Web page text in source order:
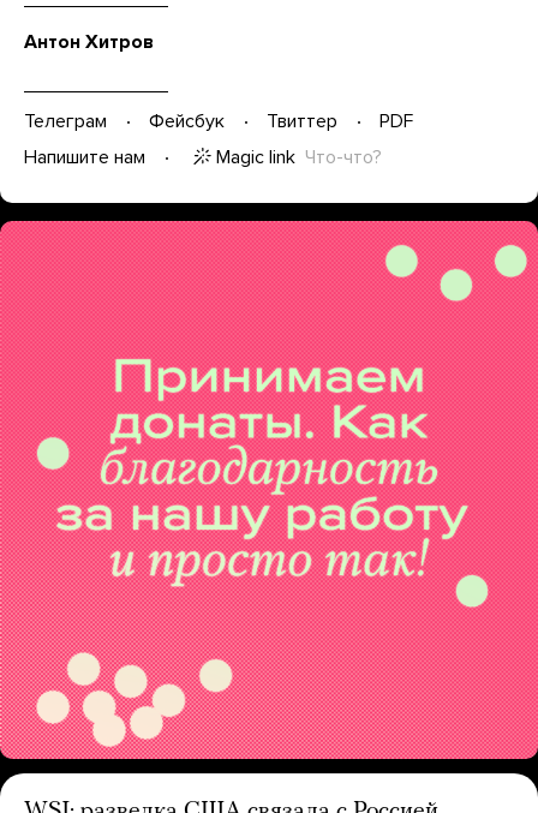
Антон Хитров
Телеграм Фейсбук Твиттер
PDF
Напишите нам
Magic link Что-что?